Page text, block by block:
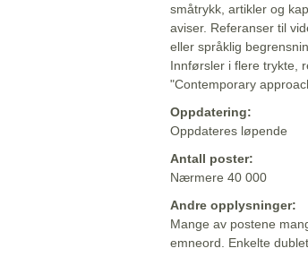
småtrykk, artikler og
aviser. Referanser til
eller språklig
Innførsler i flere trykte,
"Contemporary
Oppdatering:
Oppdateres løpende
Antall poster:
Nærmere 40 000
Andre opplysninger:
Mange av postene
emneord. Enkelte